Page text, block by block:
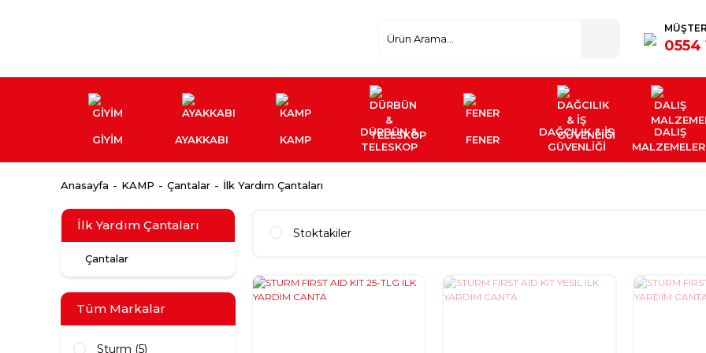
0554
GİYİM AYAKKABI KAMP
DÜRBÜN &
TELESKOP
FENER
DAĞCILIK & İŞ
GÜVENLİĞİ
DALIŞ
Anasayfa KAMP Çantalar İlk Yardım Çantaları
İlk Yardım Çantaları
Çantalar
Tüm Markalar
Sturm (5)
Stoktakiler